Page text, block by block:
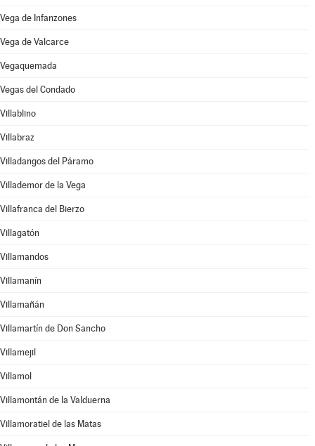
Vega de Infanzones
Vega de Valcarce
Vegaquemada
Vegas del Condado
Villablino
Villabraz
Villadangos del Páramo
Villademor de la Vega
Villafranca del Bierzo
Villagatón
Villamandos
Villamanín
Villamañán
Villamartín de Don Sancho
Villamejil
Villamol
Villamontán de la Valduerna
Villamoratiel de las Matas